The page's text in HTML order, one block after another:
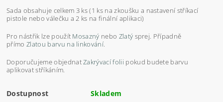
Sada obsahuje celkem 3 ks (1 ks na zkoušku a nastavení stříkací
pistole nebo válečku a 2 ks na finální aplikaci)
Pro nástřik lze použít Mosazný nebo Zlatý sprej. Případně
přímoZlatou barvu na linkování.
Doporučujeme objednatZakrývací folii pokud budete barvu
aplikovat stříkáním.
Dostupnost Skladem